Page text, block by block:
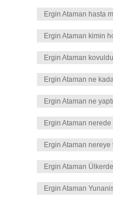
Ergin Ataman hasta
Ergin Ataman kimin
Ergin Ataman
Ergin Ataman ne
Ergin Ataman ne yaptı
Ergin Ataman nerede
Ergin Ataman nereye
Ergin Ataman
Ergin Ataman